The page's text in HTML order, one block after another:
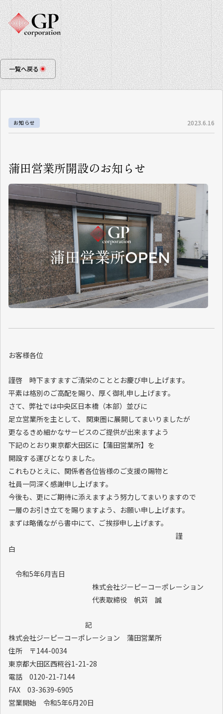
一覧へ戻る
お知らせ 2023.6.16
蒲田営業所開設のお知らせ
お客様各位
謹啓 時下ますますご清栄のこととお慶び申し上げます。
平素は格別のご高配を賜り、厚く御礼申し上げます。
さて、弊社では中央区日本橋（本部）並びに
足立営業所を主として、 関東圏に展開してまいりましたが
更なるきめ細かなサービスのご提供が出来ますよう
下記のとおり東京都大田区に【蒲田営業所】を
開設する運びとなりました。
これもひとえに、関係者各位皆様のご支援の賜物と
社員一同深く感謝申し上げます。
今後も、更にご期待に添えますよう努力してまいりますので
一層のお引き立てを賜りますよう、お願い申し上げます。
まずは略儀ながら書中にて、ご挨拶申し上げます。
謹
令和5年6月吉日
株式会社ジーピーコーポレーション
代表取締役 帆苅 誠
記
株式会社ジーピーコーポレーション 蒲田営業所
住所 〒144-0034
東京都大田区西糀谷1-21-28
電話 0120-21-7144
FAX 03-3639-6905
営業開始 令和5年6月20日